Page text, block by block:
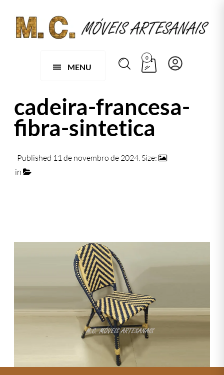
MENU
0
cadeira-francesa-
fibra-sintetica
Published 11 de novembro de 2024. Size:
in